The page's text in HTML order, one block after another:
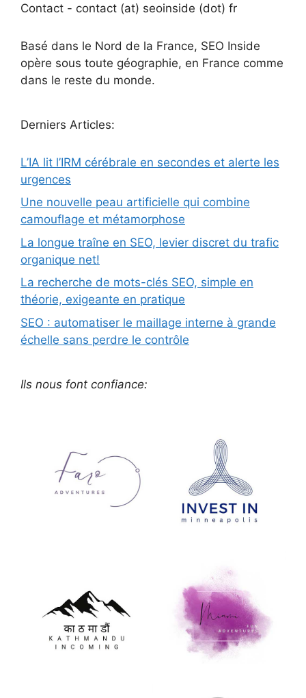
Contact - contact (at) seoinside (dot) fr
Basé dans le Nord de la France, SEO Inside
opère sous toute géographie, en France comme
dans le reste du monde.
Derniers Articles:
L’IA lit l’IRM cérébrale en secondes et alerte les
urgences
Une nouvelle peau artificielle qui combine
camouflage et métamorphose
La longue traîne en SEO, levier discret du trafic
organique net!
La recherche de mots-clés SEO, simple en
théorie, exigeante en pratique
SEO : automatiser le maillage interne à grande
échelle sans perdre le contrôle
Ils nous font confiance: